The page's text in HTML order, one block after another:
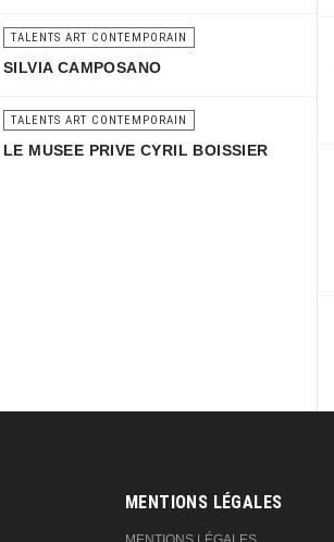
TALENTS ART CONTEMPORAIN
SILVIA CAMPOSANO
TALENTS ART CONTEMPORAIN
LE MUSEE PRIVE CYRIL BOISSIER
MENTIONS LÉGALES